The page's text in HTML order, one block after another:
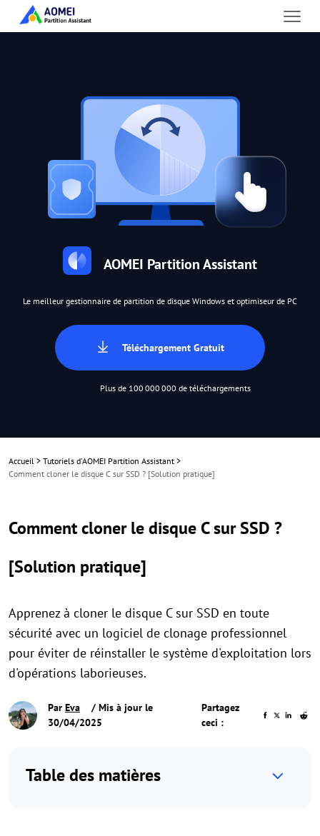
AOMEI Partition Assistant
Le meilleur gestionnaire de partition de disque Windows et optimiseur de PC
Téléchargement Gratuit
Plus de 100 000 000 de téléchargements
Accueil > Tutoriels d'AOMEI Partition Assistant >
Comment cloner le disque C sur SSD ? [Solution pratique]
Comment cloner le disque C sur SSD ?
[Solution pratique]
Apprenez à cloner le disque C sur SSD en toute
sécurité avec un logiciel de clonage professionnel
pour éviter de réinstaller le système d'exploitation lors
d'opérations laborieuses.
Par Eva
/ Mis à jour le
30/04/2025
Partagez
ceci :
Table des matières